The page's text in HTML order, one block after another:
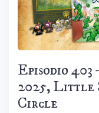
Episodio
2025, Little
Circle